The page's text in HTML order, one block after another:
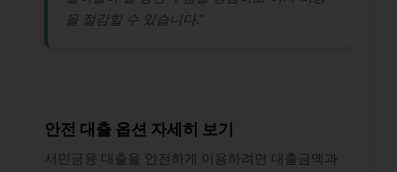
을 절감할 수 있습니다.”
안전 대출 옵션 자세히 보기
서민금융 대출을 안전하게 이용하려면 대출금액과